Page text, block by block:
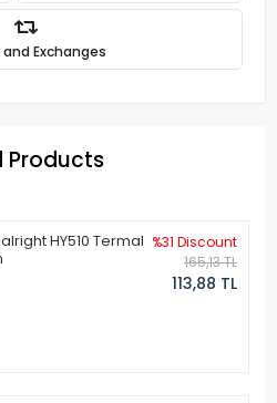
Exchanges
Products
HY510 Termal %31 Discount
165,13 TL
113,88 TL